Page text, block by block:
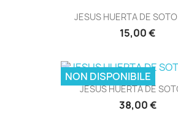
JESUS HUERTA DE
15,00 €
JESUS HUERTA DE
38,00 €
NON DISPONIBILE